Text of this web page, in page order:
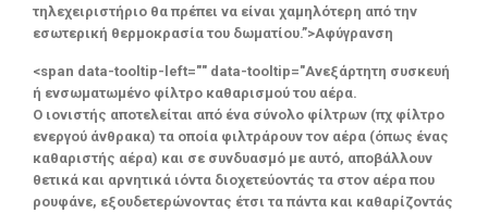
τηλεχειριστήριο θα πρέπει να είναι χαμηλότερη από την
εσωτερική θερμοκρασία του δωματίου.”>Αφύγρανση
<span data-tooltip-left="" data-tooltip="Ανεξάρτητη συσκευή
ή ενσωματωμένο φίλτρο καθαρισμού του αέρα.
Ο ιονιστής αποτελείται από ένα σύνολο φίλτρων (πχ φίλτρο
ενεργού άνθρακα) τα οποία φιλτράρουν τον αέρα (όπως ένας
καθαριστής αέρα) και σε συνδυασμό με αυτό, αποβάλλουν
θετικά και αρνητικά ιόντα διοχετεύοντάς τα στον αέρα που
ρουφάνε, εξουδετερώνοντας έτσι τα πάντα και καθαρίζοντάς